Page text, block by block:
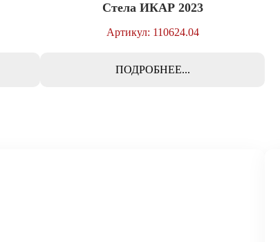
Стела ИКАР 2023
Артикул: 110624.04
ПОДРОБНЕЕ...